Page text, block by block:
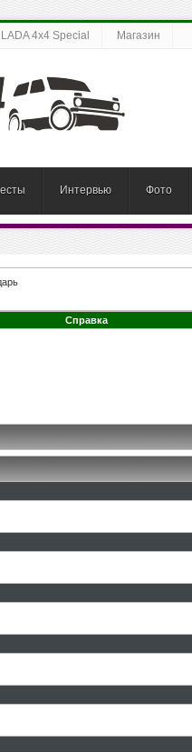
LADA 4x4 Special Магазин
Интервью Фото
Справка